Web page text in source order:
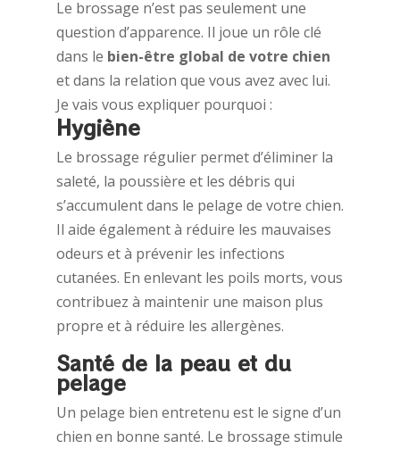
Le brossage n’est pas seulement une
question d’apparence. Il joue un rôle clé
dans le bien-être global de votre chien
et dans la relation que vous avez avec lui.
Je vais vous expliquer pourquoi :
Hygiène
Le brossage régulier permet d’éliminer la
saleté, la poussière et les débris qui
s’accumulent dans le pelage de votre chien.
Il aide également à réduire les mauvaises
odeurs et à prévenir les infections
cutanées. En enlevant les poils morts, vous
contribuez à maintenir une maison plus
propre et à réduire les allergènes.
Santé de la peau et du
pelage
Un pelage bien entretenu est le signe d’un
chien en bonne santé. Le brossage stimule